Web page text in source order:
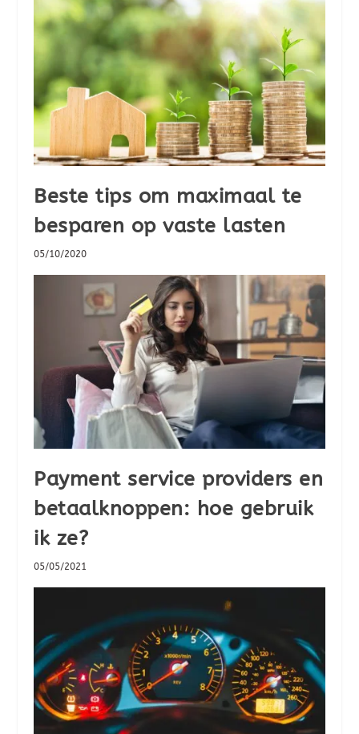
Beste tips om maximaal te
besparen op vaste lasten
05/10/2020
Payment service providers en
betaalknoppen: hoe gebruik
ik ze?
05/05/2021